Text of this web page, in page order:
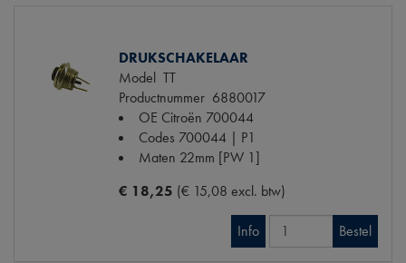
DRUKSCHAKELAAR
Model TT
Productnummer 6880017
OE Citroën 700044
Codes 700044 | P1
Maten 22mm [PW 1]
€ 18,25 (€ 15,08 excl. btw)
Info Bestel